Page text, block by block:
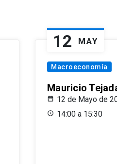
12 MAY
Macroeconomía
Mauricio
12 de Mayo de
14:00 a 15:30